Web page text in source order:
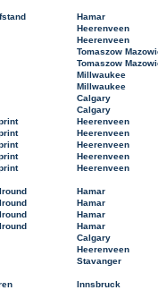
Hamar
Heerenveen
Heerenveen
Tomaszow
Tomaszow
Millwaukee
Millwaukee
Calgary
Calgary
Heerenveen
Heerenveen
Heerenveen
Heerenveen
Heerenveen
Hamar
Hamar
Hamar
Hamar
Calgary
Heerenveen
Stavanger
Innsbruck